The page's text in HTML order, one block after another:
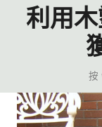
利用
按